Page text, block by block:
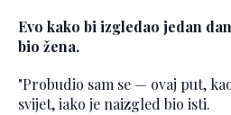
Evo kako bi izgledao jedan
bio žena.
"Probudio sam se — ovaj put,
svijet, iako je naizgled bio isti.